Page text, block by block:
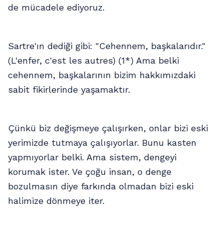
de mücadele ediyoruz.
Sartre'ın dediği gibi: "Cehennem, başkalarıdır."
(L'enfer, c'est les autres) (1*) Ama belki
cehennem, başkalarının bizim hakkımızdaki
sabit fikirlerinde yaşamaktır.
Çünkü biz değişmeye çalışırken, onlar bizi eski
yerimizde tutmaya çalışıyorlar. Bunu kasten
yapmıyorlar belki. Ama sistem, dengeyi
korumak ister. Ve çoğu insan, o denge
bozulmasın diye farkında olmadan bizi eski
halimize dönmeye iter.